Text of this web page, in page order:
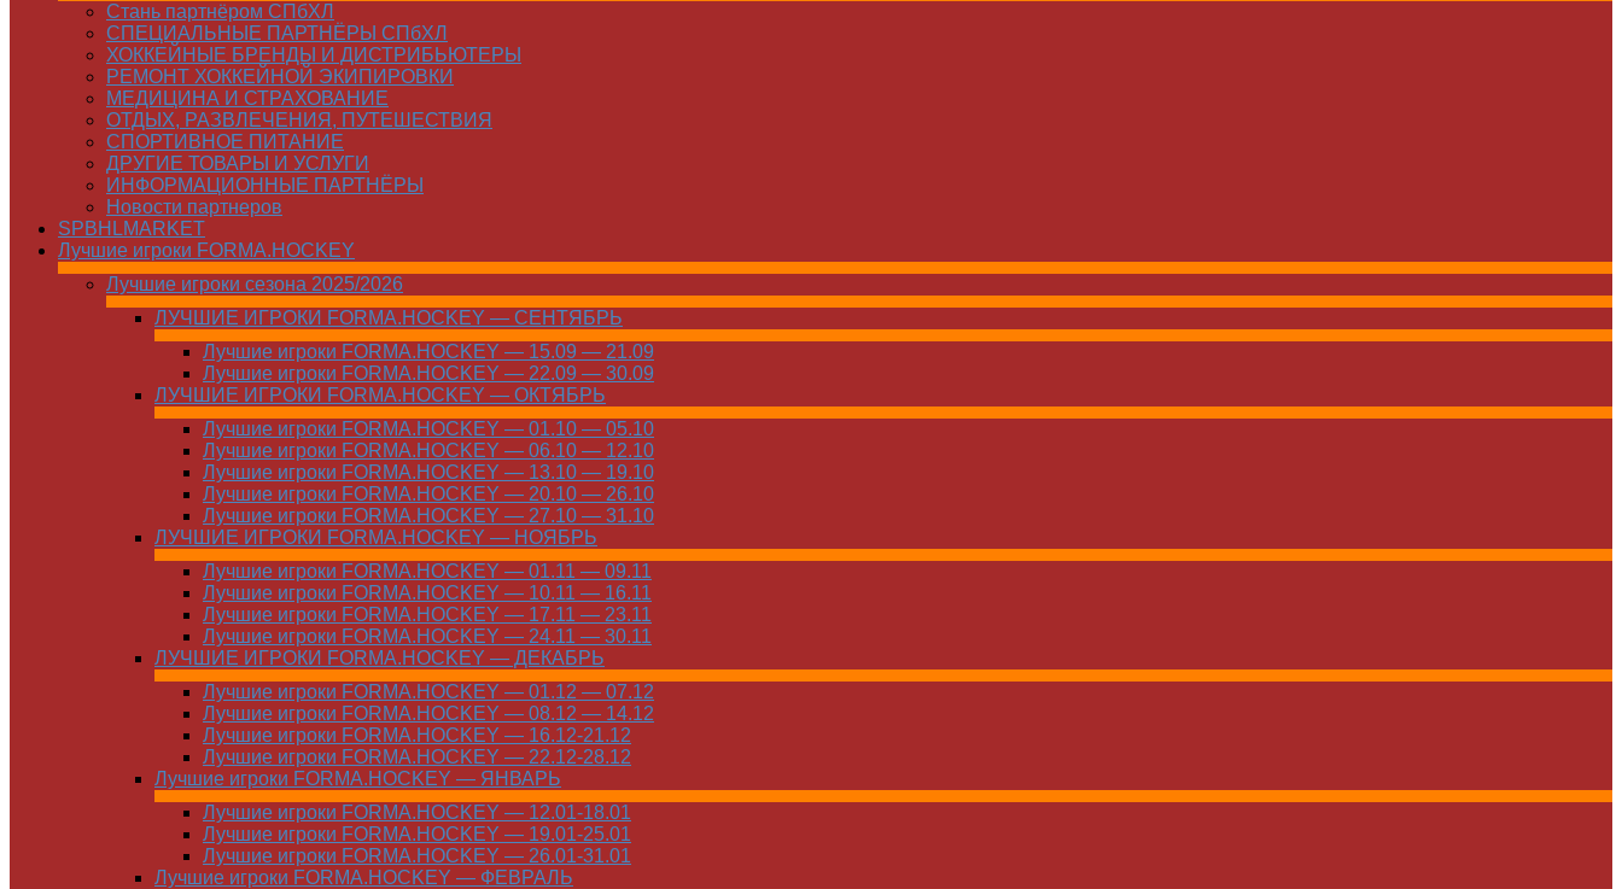
Стань партнёром СПбХЛ
СПЕЦИАЛЬНЫЕ ПАРТНЁРЫ СПбХЛ
ХОККЕЙНЫЕ БРЕНДЫ И ДИСТРИБЬЮТЕРЫ
РЕМОНТ ХОККЕЙНОЙ ЭКИПИРОВКИ
МЕДИЦИНА И СТРАХОВАНИЕ
ОТДЫХ, РАЗВЛЕЧЕНИЯ, ПУТЕШЕСТВИЯ
СПОРТИВНОЕ ПИТАНИЕ
ДРУГИЕ ТОВАРЫ И УСЛУГИ
ИНФОРМАЦИОННЫЕ ПАРТНЁРЫ
Новости партнеров
SPBHLMARKET
Лучшие игроки FORMA.HOCKEY
Лучшие игроки сезона 2025/2026
ЛУЧШИЕ ИГРОКИ FORMA.HOCKEY — СЕНТЯБРЬ
Лучшие игроки FORMA.HOCKEY — 15.09 — 21.09
Лучшие игроки FORMA.HOCKEY — 22.09 — 30.09
ЛУЧШИЕ ИГРОКИ FORMA.HOCKEY — ОКТЯБРЬ
Лучшие игроки FORMA.HOCKEY — 01.10 — 05.10
Лучшие игроки FORMA.HOCKEY — 06.10 — 12.10
Лучшие игроки FORMA.HOCKEY — 13.10 — 19.10
Лучшие игроки FORMA.HOCKEY — 20.10 — 26.10
Лучшие игроки FORMA.HOCKEY — 27.10 — 31.10
ЛУЧШИЕ ИГРОКИ FORMA.HOCKEY — НОЯБРЬ
Лучшие игроки FORMA.HOCKEY — 01.11 — 09.11
Лучшие игроки FORMA.HOCKEY — 10.11 — 16.11
Лучшие игроки FORMA.HOCKEY — 17.11 — 23.11
Лучшие игроки FORMA.HOCKEY — 24.11 — 30.11
ЛУЧШИЕ ИГРОКИ FORMA.HOCKEY — ДЕКАБРЬ
Лучшие игроки FORMA.HOCKEY — 01.12 — 07.12
Лучшие игроки FORMA.HOCKEY — 08.12 — 14.12
Лучшие игроки FORMA.HOCKEY — 16.12-21.12
Лучшие игроки FORMA.HOCKEY — 22.12-28.12
Лучшие игроки FORMA.HOCKEY — ЯНВАРЬ
Лучшие игроки FORMA.HOCKEY — 12.01-18.01
Лучшие игроки FORMA.HOCKEY — 19.01-25.01
Лучшие игроки FORMA.HOCKEY — 26.01-31.01
Лучшие игроки FORMA.HOCKEY — ФЕВРАЛЬ